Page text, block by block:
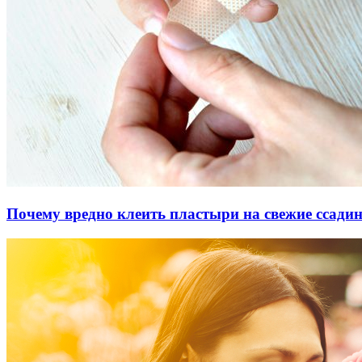
Почему вредно клеить пластыри на свежие